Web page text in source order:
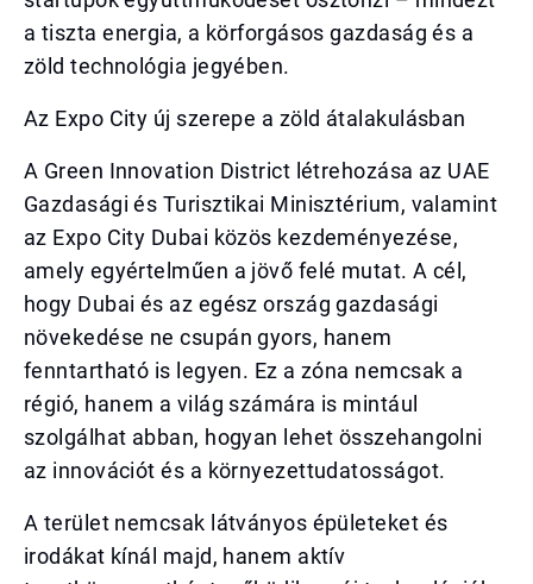
a tiszta energia, a körforgásos gazdaság és a
zöld technológia jegyében.
Az Expo City új szerepe a zöld átalakulásban
A Green Innovation District létrehozása az UAE
Gazdasági és Turisztikai Minisztérium, valamint
az Expo City Dubai közös kezdeményezése,
amely egyértelműen a jövő felé mutat. A cél,
hogy Dubai és az egész ország gazdasági
növekedése ne csupán gyors, hanem
fenntartható is legyen. Ez a zóna nemcsak a
régió, hanem a világ számára is mintául
szolgálhat abban, hogyan lehet összehangolni
az innovációt és a környezettudatosságot.
A terület nemcsak látványos épületeket és
irodákat kínál majd, hanem aktív